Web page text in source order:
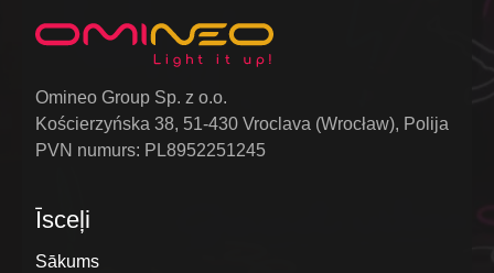
Omineo Group Sp. z o.o.
Kościerzyńska 38, 51-430 Vroclava (Wrocław), Polija
PVN numurs: PL8952251245
Īsceļi
Sākums